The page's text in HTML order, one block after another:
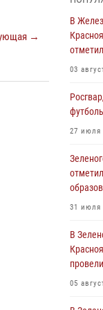
→
В
03
В
03
В
03
27 июля
31 июля
В
05